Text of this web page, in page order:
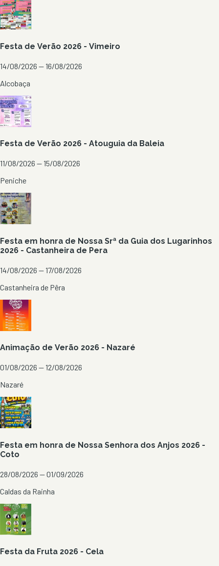
Festa de Verão 2026 - Vimeiro
14/08/2026 — 16/08/2026
Alcobaça
Festa de Verão 2026 - Atouguia da Baleia
11/08/2026 — 15/08/2026
Peniche
Festa em honra de Nossa Srª da Guia dos Lugarinhos
2026 - Castanheira de Pera
14/08/2026 — 17/08/2026
Castanheira de Pêra
Animação de Verão 2026 - Nazaré
01/08/2026 — 12/08/2026
Nazaré
Festa em honra de Nossa Senhora dos Anjos 2026 -
Coto
28/08/2026 — 01/09/2026
Caldas da Rainha
Festa da Fruta 2026 - Cela